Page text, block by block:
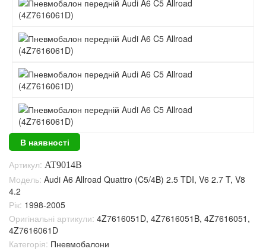
В наявності
Артикул: AT9014B
Модель: Audi A6 Allroad Quattro (C5/4B) 2.5 TDI, V6 2.7 T, V8
4.2
Рік: 1998-2005
Оригінальні артикули: 4Z7616051D, 4Z7616051B, 4Z7616051,
4Z7616061D
Категорія: Пневмобалони